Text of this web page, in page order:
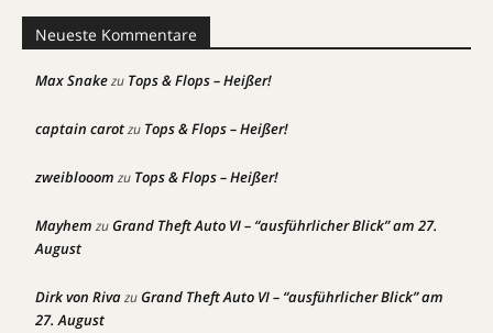
Neueste Kommentare
Max Snakezu Tops & Flops – Heißer!
captain carotzu Tops & Flops – Heißer!
zweiblooom zu Tops & Flops – Heißer!
Mayhem zuGrand Theft Auto VI – “ausführlicher Blick” am 27.
August
Dirk von RivazuGrand Theft Auto VI – “ausführlicher Blick” am
27. August